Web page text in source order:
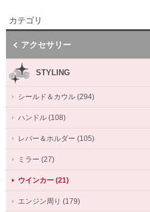
カテゴリ
アクセサリー
STYLING
シールド＆カウル (294)
ハンドル (108)
レバー＆ホルダー (105)
ミラー (27)
ウインカー (21)
エンジン周り (179)